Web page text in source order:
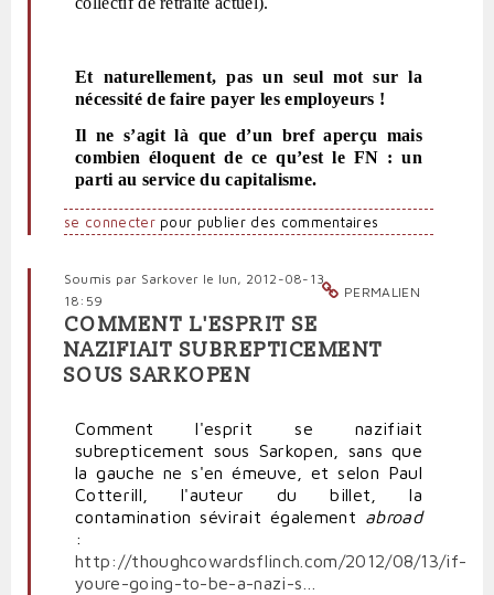
Et naturellement, pas un seul mot sur la
nécessité de faire payer les employeurs !
Il ne s’agit là que d’un bref aperçu mais
combien éloquent de ce qu’est le FN : un
parti au service du capitalisme.
se connecterpour publier des commentaires
PERMALIEN
Soumis par Sarkover le lun, 2012-08-13
18:59
COMMENT L'ESPRIT SE
NAZIFIAIT SUBREPTICEMENT
SOUS SARKOPEN
Comment l'esprit se nazifiait
subrepticement sous Sarkopen, sans que
la gauche ne s'en émeuve, et selon Paul
Cotterill, l'auteur du billet, la
contamination sévirait également abroad
:
http://thoughcowardsflinch.com/2012/08/13/if-
youre-going-to-be-a-nazi-s…